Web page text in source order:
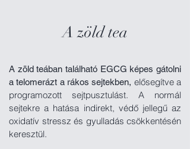
A zöld tea
A zöld teában található EGCG képes gátolni
a telomerázt a rákos sejtekben, elősegítve a
programozott sejtpusztulást. A normál
sejtekre a hatása indirekt, védő jellegű az
oxidatív stressz és gyulladás csökkentésén
keresztül.